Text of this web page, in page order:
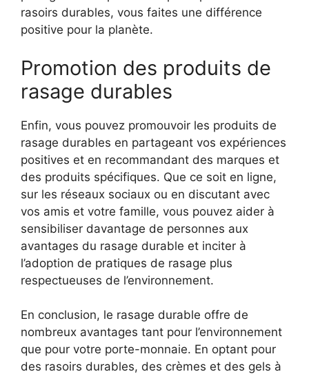
rasoirs durables, vous faites une différence
positive pour la planète.
Promotion des produits de
rasage durables
Enfin, vous pouvez promouvoir les produits de
rasage durables en partageant vos expériences
positives et en recommandant des marques et
des produits spécifiques. Que ce soit en ligne,
sur les réseaux sociaux ou en discutant avec
vos amis et votre famille, vous pouvez aider à
sensibiliser davantage de personnes aux
avantages du rasage durable et inciter à
l’adoption de pratiques de rasage plus
respectueuses de l’environnement.
En conclusion, le rasage durable offre de
nombreux avantages tant pour l’environnement
que pour votre porte-monnaie. En optant pour
des rasoirs durables, des crèmes et des gels à